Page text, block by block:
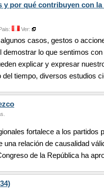
y por qué contribuyen con la
Ver:
casos, gestos o
lo que sentimos
explicar y expresar
tiempo, diversos estudios
fortalece a los partidos
una relación de causalidad
de la República ha